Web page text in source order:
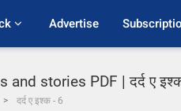
Advertise
stories PDF | दर्द ए
दर्द ए इश्क - 6